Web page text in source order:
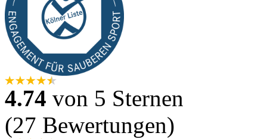
4.74 von 5 Sternen
(27 Bewertungen)